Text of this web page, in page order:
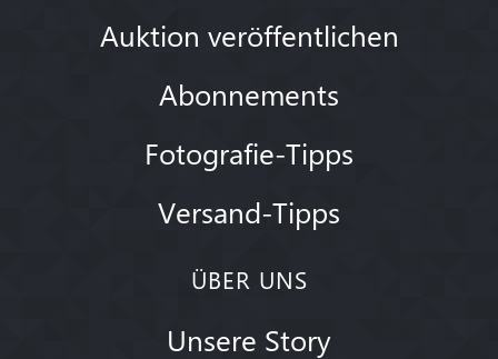
Auktion veröffentlichen
Abonnements
Fotografie-Tipps
Versand-Tipps
ÜBER UNS
Unsere Story